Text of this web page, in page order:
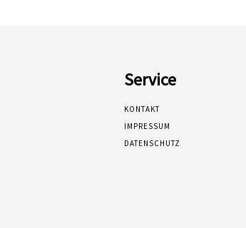
Service
KONTAKT
IMPRESSUM
DATENSCHUTZ